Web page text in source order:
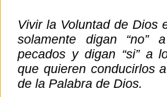
Vivir la Voluntad de Dios
solamente digan “no”
pecados y digan “si” a
que quieren conducirlos
de la Palabra de Dios.